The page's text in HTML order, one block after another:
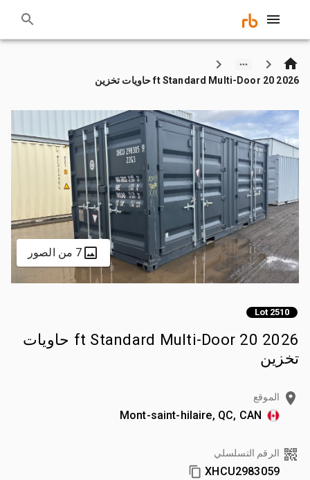
2026 20 ft Standard Multi-Door حاويات تخزين
7 من الصور
Lot 2510
2026 20 ft Standard Multi-Door حاويات
تخزين
الموقع
Mont-saint-hilaire, QC, CAN
الرقم التسلسلي
XHCU2983059